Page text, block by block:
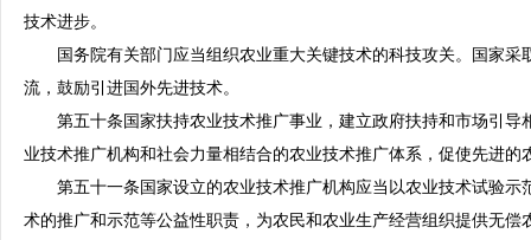
技术进步。
国务院有关部门应当组织农业重大关键技术的科技攻关。国家采
流，鼓励引进国外先进技术。
第五十条国家扶持农业技术推广事业，建立政府扶持和市场引导
业技术推广机构和社会力量相结合的农业技术推广体系，促使先进的
第五十一条国家设立的农业技术推广机构应当以农业技术试验示
术的推广和示范等公益性职责，为农民和农业生产经营组织提供无偿